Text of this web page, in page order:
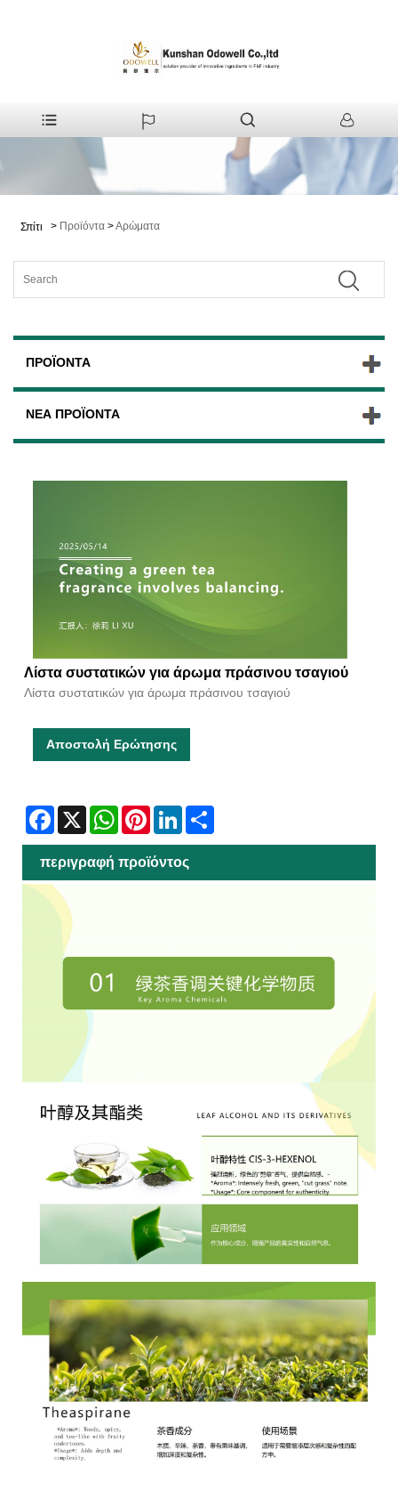
Σπίτι > Προϊόντα >Αρώματα
ΠΡΟΪΌΝΤΑ
ΝΈΑ ΠΡΟΪΌΝΤΑ
Λίστα συστατικών για άρωμα πράσινου τσαγιού
Λίστα συστατικών για άρωμα πράσινου τσαγιού
Αποστολή Ερώτησης
Facebook
X WhatsAppPinterestLinkedIn
περιγραφή προϊόντος